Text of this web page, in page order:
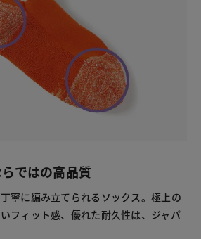
ではの高品質
寧に編み立てられるソックス。極上の
フィット感、優れた耐久性は、ジャパ